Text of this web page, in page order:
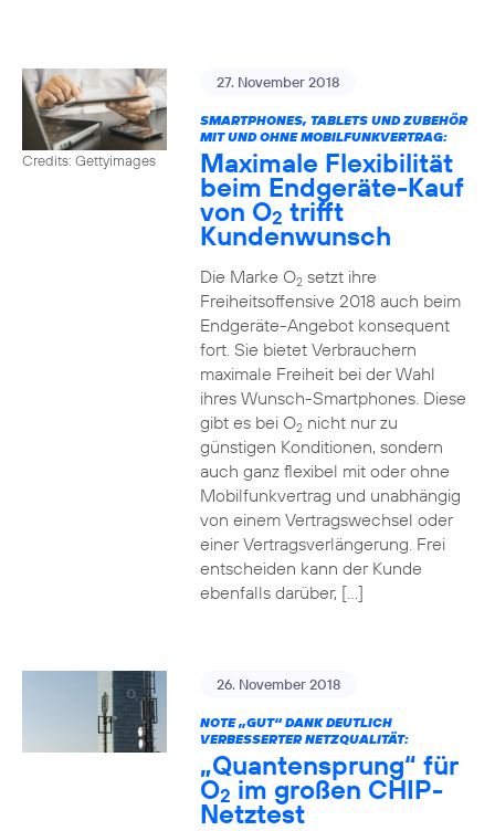
Credits: Gettyimages
27. November 2018
SMARTPHONES, TABLETS UND ZUBEHÖR
MIT UND OHNE MOBILFUNKVERTRAG:
Maximale Flexibilität
beim Endgeräte-Kauf
von O2 trifft
Kundenwunsch
Die Marke O2setzt ihre
Freiheitsoffensive 2018 auch beim
Endgeräte-Angebot konsequent
fort. Sie bietet Verbrauchern
maximale Freiheit bei der Wahl
ihres Wunsch-Smartphones. Diese
gibt es bei O2nicht nur zu
günstigen Konditionen, sondern
auch ganz flexibel mit oder ohne
Mobilfunkvertrag und unabhängig
von einem Vertragswechsel oder
einer Vertragsverlängerung. Frei
entscheiden kann der Kunde
ebenfalls darüber, […]
26. November 2018
NOTE „GUT“ DANK DEUTLICH
VERBESSERTER NETZQUALITÄT:
„Quantensprung“ für
O2 im großen CHIP-
Netztest